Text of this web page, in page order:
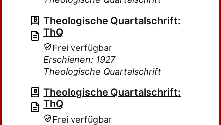
Theologische Quartalschrift:
ThQ
Frei verfügbar
Erschienen: 1927
Theologische Quartalschrift
Theologische Quartalschrift:
ThQ
Frei verfügbar